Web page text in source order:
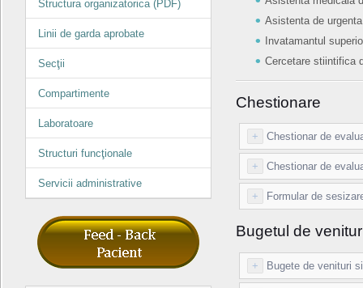
Structura organizatorica (PDF)
Linii de garda aprobate
Secţii
Compartimente
Laboratoare
Structuri funcţionale
Servicii administrative
Asistenta de
Invatamantul
Cercetare stiintifica
Chestionare
+ Chestionar de
+ Chestionar de
+ Formular de
Bugetul de
+ Bugete de venituri